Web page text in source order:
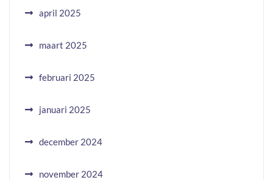
april 2025
maart 2025
februari 2025
januari 2025
december 2024
november 2024